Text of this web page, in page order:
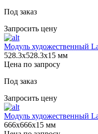
Под заказ
Запросить цену
Модуль художественный
528.3х528.3х15 мм
Цена по запросу
Под заказ
Запросить цену
Модуль художественный
666х666х15 мм